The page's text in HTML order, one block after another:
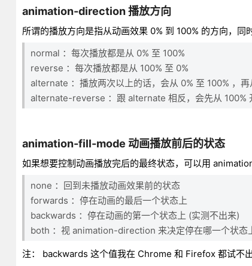
animation-direction 播放方向
所谓的播放方向是指从动画效果 0% 到 100% 的方向，同
normal ：每次播放都是从 0% 至 100%
reverse ：每次播放都是从 100% 至 0%
alternate ：播放两次以上的话，会从 0% 至 100% ，
alternate-reverse ：跟 alternate 相反，会先从 100%
animation-fill-mode 动画播放前后的状态
如果想要控制动画播放完后的最终状态，可以用
none ：回到未播放动画效果前的状态
forwards ：停在动画的最后一个状态上
backwards ：停在动画的第一个状态上 (实测不出来)
both ：视 animation-direction 来决定停在哪一个状态
注： backwards 这个值我在 Chrome 和 Firefox 都试不出